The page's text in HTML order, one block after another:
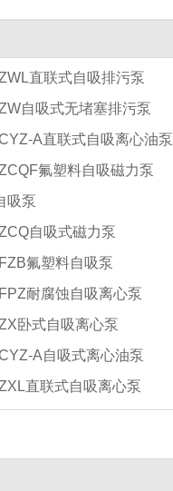
直联式自吸排污泵
自吸式无堵塞排污泵
A直联式自吸离心油泵
氟塑料自吸磁力泵
吸泵
自吸式磁力泵
氟塑料自吸泵
耐腐蚀自吸离心泵
卧式自吸离心泵
A自吸式离心油泵
直联式自吸离心泵